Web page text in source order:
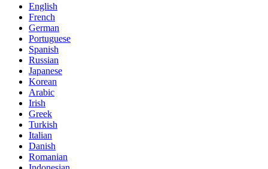
English
French
German
Portuguese
Spanish
Russian
Japanese
Korean
Arabic
Irish
Greek
Turkish
Italian
Danish
Romanian